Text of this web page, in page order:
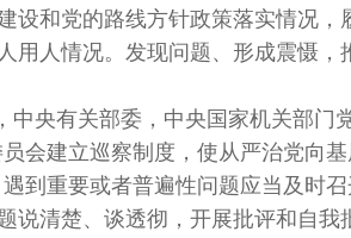
和党的路线方针政策落实情况
人情况。发现问题、形成震慑，
央有关部委，中央国家机关部门
会建立巡察制度，使从严治党向基
重要或者普遍性问题应当及时
清楚、谈透彻，开展批评和自我